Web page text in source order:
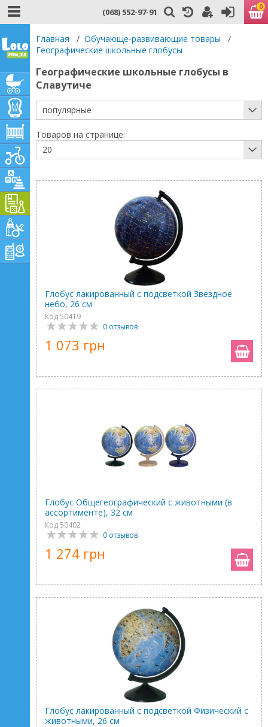
(068) 552-97-91 0
Главная / Обучающе-развивающие товары
/
Географические школьные глобусы
Географические школьные глобусы в
Славутиче
популярные
Товаров на странице:
20
Глобус лакированный с подсветкой Звездное
небо, 26 см
Код 50419
0 отзывов
1 073 грн
Глобус Общегеографический с животными (в
ассортименте), 32 см
Код 50402
0 отзывов
1 274 грн
Глобус лакированный с подсветкой Физический с
животными, 26 см